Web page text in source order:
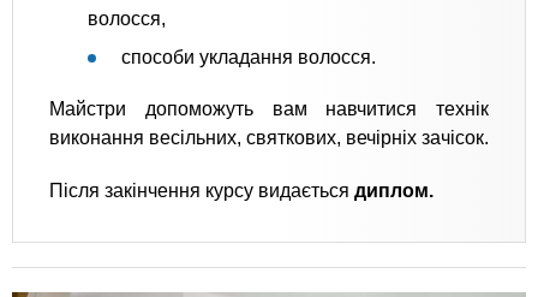
волосся,
способи укладання волосся.
Майстри допоможуть вам навчитися технік
виконання весільних, святкових, вечірніх зачісок.
Після закінчення курсу видається диплом.